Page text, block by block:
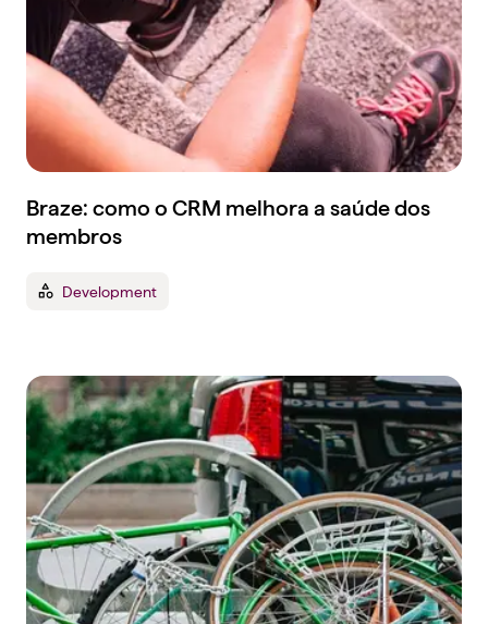
Braze: como o CRM melhora a saúde dos
membros
Development